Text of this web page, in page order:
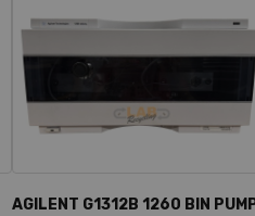
AGILENT G1312B 1260 BIN